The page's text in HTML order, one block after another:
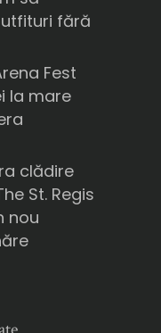
fără
Fest
la mare
clădire
St. Regis
nou